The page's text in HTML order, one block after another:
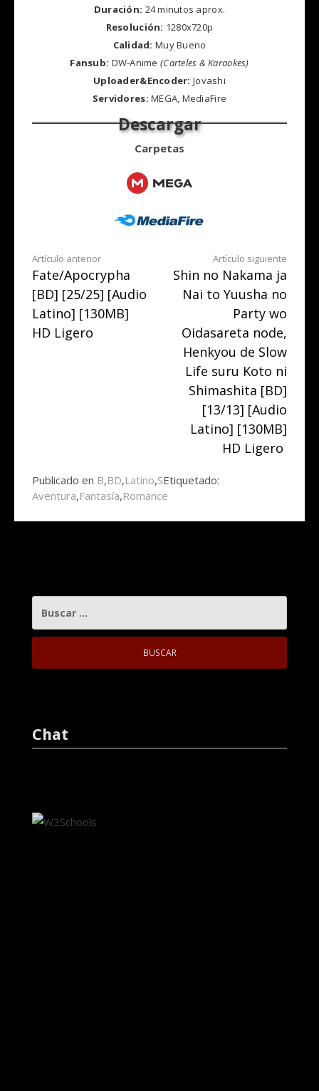
Duración: 24 minutos aprox.
Resolución: 1280x720p
Calidad: Muy Bueno
Fansub: DW-Anime (Carteles & Karaokes)
Uploader&Encoder: Jovashi
Servidores: MEGA, MediaFire
Carpetas
Seguir
leyendo
Artículo anterior
Fate/Apocrypha
[BD] [25/25] [Audio
Latino] [130MB]
HD Ligero
Artículo siguiente
Shin no Nakama ja
Nai to Yuusha no
Party wo
Oidasareta node,
Henkyou de Slow
Life suru Koto ni
Shimashita [BD]
[13/13] [Audio
Latino] [130MB]
HD Ligero
Publicado en B,BD,Latino,SEtiquetado:
Aventura,Fantasía,Romance
Chat